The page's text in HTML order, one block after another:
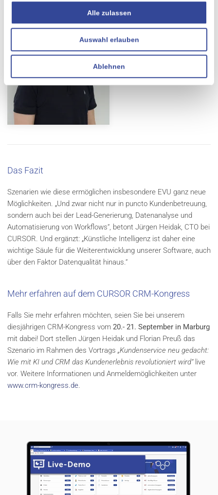
Alle zulassen
Auswahl erlauben
Ablehnen
Das Fazit
Szenarien wie diese ermöglichen insbesondere EVU ganz neue
Möglichkeiten. „Und zwar nicht nur in puncto Kundenbetreuung,
sondern auch bei der Lead-Generierung, Datenanalyse und
Automatisierung von Workflows“, betont Jürgen Heidak, CTO bei
CURSOR. Und ergänzt: „Künstliche Intelligenz ist daher eine
wichtige Säule für die Weiterentwicklung unserer Software, auch
über den Faktor Datenqualität hinaus.“
Mehr erfahren auf dem CURSOR CRM-Kongress
Falls Sie mehr erfahren möchten, seien Sie bei unserem
diesjährigen CRM-Kongress vom 20.- 21. September in Marburg
mit dabei! Dort stellen Jürgen Heidak und Florian Preuß das
Szenario im Rahmen des Vortrags „Kundenservice neu gedacht:
Wie mit KI und CRM das Kundenerlebnis revolutioniert wird“ live
vor. Weitere Informationen und Anmeldemöglichkeiten unter
www.crm-kongress.de.